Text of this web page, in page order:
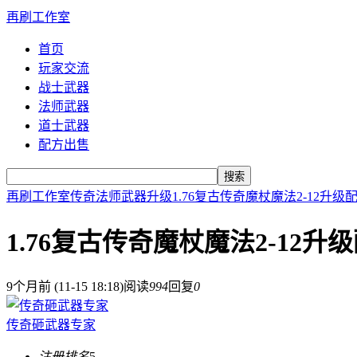
再刷工作室
首页
玩家交流
战士武器
法师武器
道士武器
配方出售
搜索
再刷工作室传奇法师武器升级1.76复古传奇魔杖魔法2-12升级
1.76复古传奇魔杖魔法2-12升
9个月前 (11-15 18:18)阅读994回复0
传奇砸武器专家